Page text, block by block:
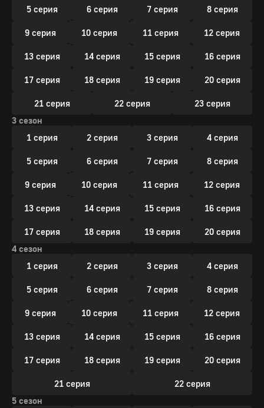
5 серия 6 серия 7 серия 8 серия
9 серия 10 серия 11 серия 12 серия
13 серия 14 серия 15 серия 16 серия
17 серия 18 серия 19 серия 20 серия
21 серия 22 серия
23 серия
3 сезон
1 серия
2 серия 3 серия 4 серия
5 серия 6 серия 7 серия 8 серия
9 серия 10 серия 11 серия 12 серия
13 серия 14 серия 15 серия 16 серия
17 серия 18 серия 19 серия
20 серия
4 сезон
1 серия
2 серия 3 серия 4 серия
5 серия 6 серия 7 серия 8 серия
9 серия 10 серия 11 серия 12 серия
13 серия 14 серия 15 серия 16 серия
17 серия 18 серия 19 серия 20 серия
21 серия
22 серия
5 сезон